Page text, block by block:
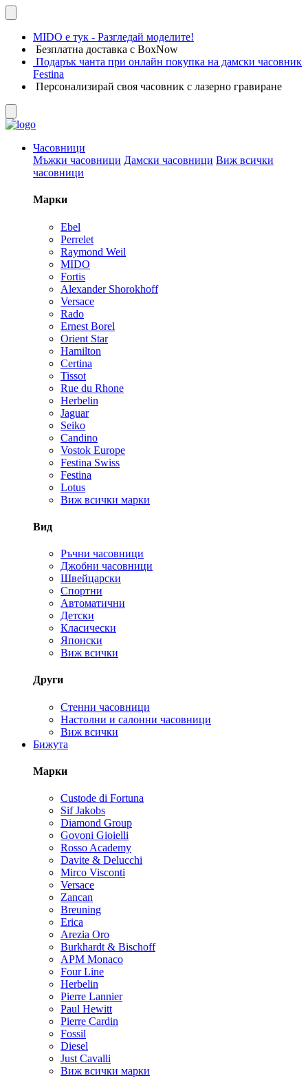
MIDO е тук - Разгледай моделите!
Безплатна доставка с BoxNow
Подарък чанта при онлайн покупка на дамски часовник
Festina
Персонализирай своя часовник с лазерно гравиране
Часовници
Мъжки часовници Дамски часовници Виж всички
часовници
Марки
Ebel
Perrelet
Raymond Weil
MIDO
Fortis
Alexander Shorokhoff
Versace
Rado
Ernest Borel
Orient Star
Hamilton
Certina
Tissot
Rue du Rhone
Herbelin
Jaguar
Seiko
Candino
Vostok Europe
Festina Swiss
Festina
Lotus
Виж всички марки
Вид
Ръчни часовници
Джобни часовници
Швейцарски
Спортни
Автоматични
Детски
Класически
Японски
Виж всички
Други
Стенни часовници
Настолни и салонни часовници
Виж всички
Бижута
Марки
Custode di Fortuna
Sif Jakobs
Diamond Group
Govoni Gioielli
Rosso Academy
Davite & Delucchi
Mirco Visconti
Versace
Zancan
Breuning
Erica
Arezia Oro
Burkhardt & Bischoff
APM Monaco
Four Line
Herbelin
Pierre Lannier
Paul Hewitt
Pierre Cardin
Fossil
Diesel
Just Cavalli
Виж всички марки